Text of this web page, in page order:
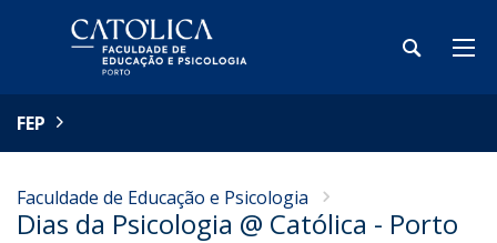
FEP
Faculdade de Educação e Psicologia
Dias da Psicologia @ Católica - Porto